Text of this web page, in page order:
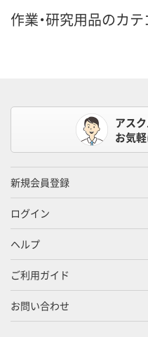
作業・研究用品のカ
アス
お気
新規会員登録
ログイン
ヘルプ
ご利用ガイド
お問い合わせ